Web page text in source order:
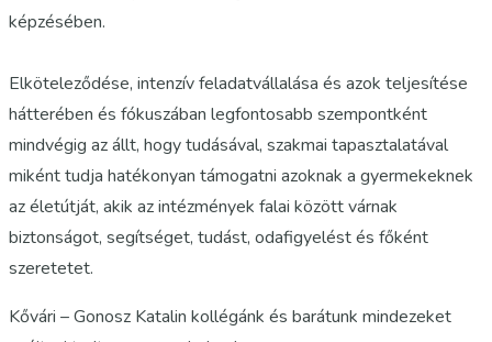
képzésében.
Elköteleződése, intenzív feladatvállalása és azok teljesítése
hátterében és fókuszában legfontosabb szempontként
mindvégig az állt, hogy tudásával, szakmai tapasztalatával
miként tudja hatékonyan támogatni azoknak a gyermekeknek
az életútját, akik az intézmények falai között várnak
biztonságot, segítséget, tudást, odafigyelést és főként
szeretetet.
Kővári – Gonosz Katalin kollégánk és barátunk mindezeket